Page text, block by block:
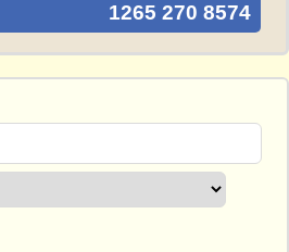
1265 270 8574